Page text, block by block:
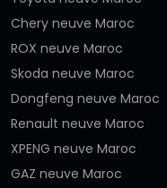
Chery neuve Maroc
ROX neuve Maroc
Skoda neuve Maroc
Dongfeng neuve Maroc
Renault neuve Maroc
XPENG neuve Maroc
GAZ neuve Maroc